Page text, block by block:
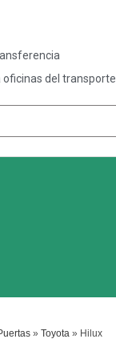
oficinas del transporte
» Toyota» Hilux